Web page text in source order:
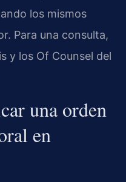
los mismos
Para una consulta,
y los Of Counsel del
una orden
en